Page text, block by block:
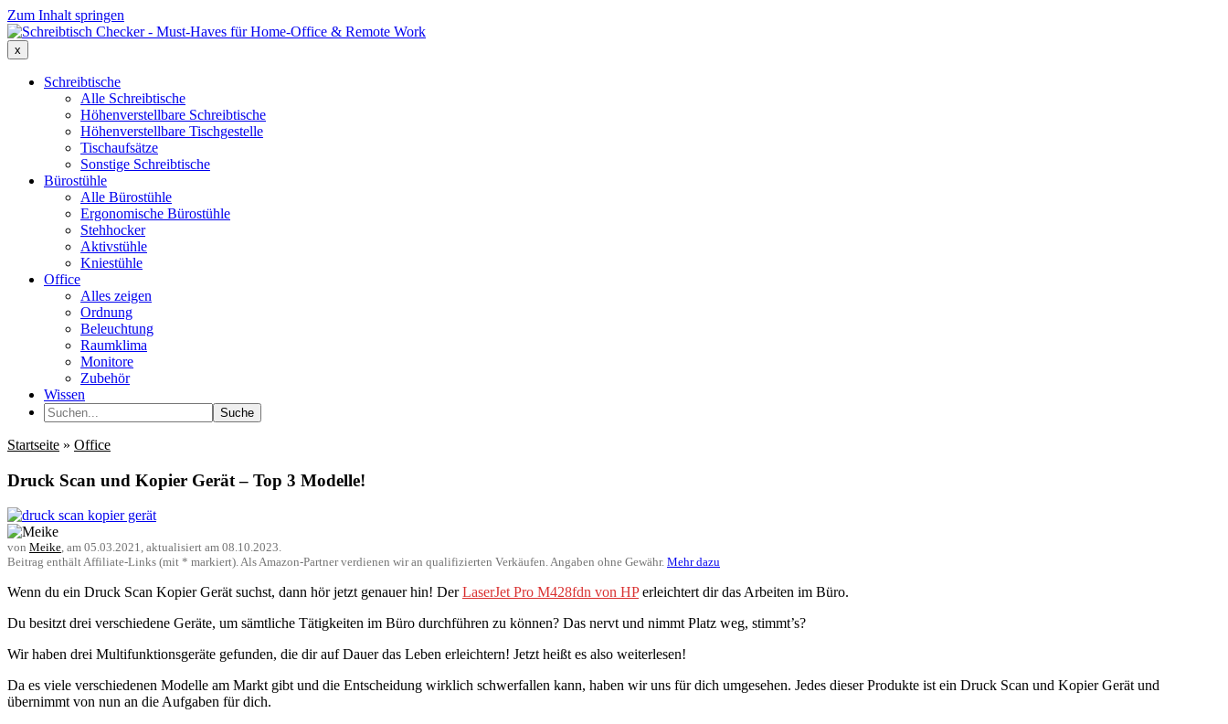
Zum Inhalt springen
x
Schreibtische
Alle Schreibtische
Höhenverstellbare Schreibtische
Höhenverstellbare Tischgestelle
Tischaufsätze
Sonstige Schreibtische
Bürostühle
Alle Bürostühle
Ergonomische Bürostühle
Stehhocker
Aktivstühle
Kniestühle
Office
Alles zeigen
Ordnung
Beleuchtung
Raumklima
Monitore
Zubehör
Wissen
Suche
Startseite » Office
Druck Scan und Kopier Gerät – Top 3 Modelle!
von Meike, am 05.03.2021, aktualisiert am 08.10.2023.
Beitrag enthält Affiliate-Links (mit * markiert). Als Amazon-Partner verdienen wir an qualifizierten Verkäufen. Angaben ohne Gewähr. Mehr dazu
Wenn du ein Druck Scan Kopier Gerät suchst, dann hör jetzt genauer hin! DerLaserJet Pro M428fdn von HPerleichtert dir das Arbeiten im Büro.
Du besitzt drei verschiedene Geräte, um sämtliche Tätigkeiten im Büro durchführen zu können? Das nervt und nimmt Platz weg, stimmt’s?
Wir haben drei Multifunktionsgeräte gefunden, die dir auf Dauer das Leben erleichtern! Jetzt heißt es also weiterlesen!
Da es viele verschiedenen Modelle am Markt gibt und die Entscheidung wirklich schwerfallen kann, haben wir uns für dich umgesehen. Jedes dieser Produkte ist ein Druck Scan und Kopier Gerät und
übernimmt von nun an die Aufgaben für dich.